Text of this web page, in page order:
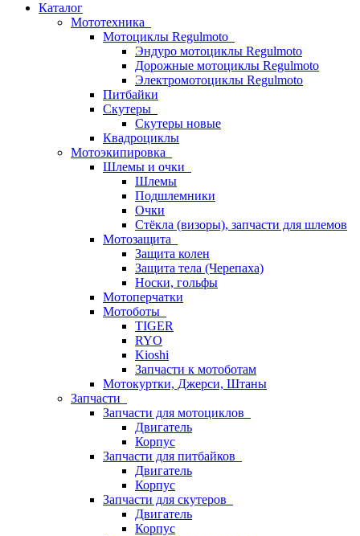
Каталог
Мототехника
Мотоциклы Regulmoto
Эндуро мотоциклы Regulmoto
Дорожные мотоциклы Regulmoto
Электромотоциклы Regulmoto
Питбайки
Скутеры
Скутеры новые
Квадроциклы
Мотоэкипировка
Шлемы и очки
Шлемы
Подшлемники
Очки
Стёкла (визоры), запчасти для шлемов
Мотозащита
Защита колен
Защита тела (Черепаха)
Носки, гольфы
Мотоперчатки
Мотоботы
TIGER
RYO
Kioshi
Запчасти к мотоботам
Мотокуртки, Джерси, Штаны
Запчасти
Запчасти для мотоциклов
Двигатель
Корпус
Запчасти для питбайков
Двигатель
Корпус
Запчасти для скутеров
Двигатель
Корпус